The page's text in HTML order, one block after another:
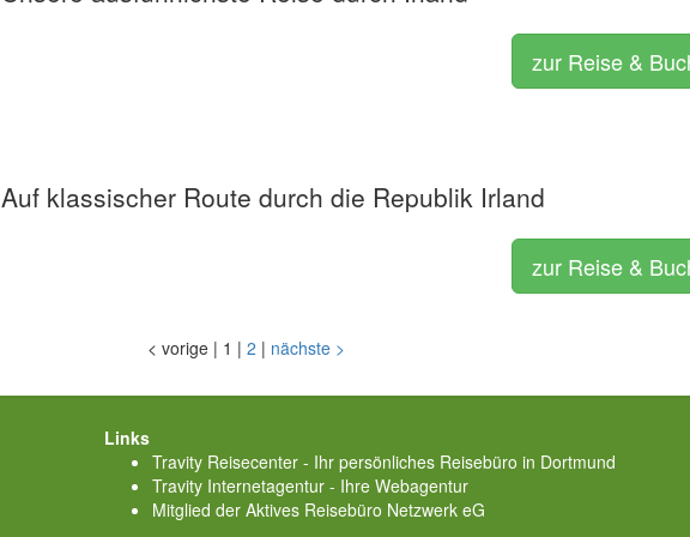
zur Reise &
Auf klassischer Route durch die Republik Irland
zur Reise &
<vorige | 1 | 2 | nächste >
Links
Travity Reisecenter - Ihr persönliches Reisebüro in Dortmund
Travity Internetagentur - Ihre Webagentur
Mitglied der Aktives Reisebüro Netzwerk eG